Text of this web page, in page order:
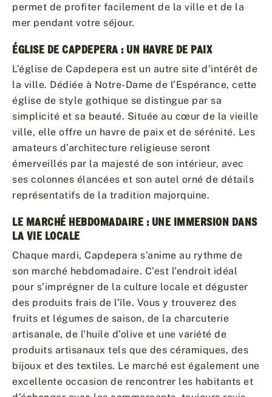
permet de profiter facilement de la ville et de la
mer pendant votre séjour.
ÉGLISE DE CAPDEPERA : UN HAVRE DE PAIX
L’église de Capdepera est un autre site d’intérêt de
la ville. Dédiée à Notre-Dame de l’Espérance, cette
église de style gothique se distingue par sa
simplicité et sa beauté. Située au cœur de la vieille
ville, elle offre un havre de paix et de sérénité. Les
amateurs d’architecture religieuse seront
émerveillés par la majesté de son intérieur, avec
ses colonnes élancées et son autel orné de détails
représentatifs de la tradition majorquine.
LE MARCHÉ HEBDOMADAIRE : UNE IMMERSION DANS
LA VIE LOCALE
Chaque mardi, Capdepera s’anime au rythme de
son marché hebdomadaire. C’est l’endroit idéal
pour s’imprégner de la culture locale et déguster
des produits frais de l’île. Vous y trouverez des
fruits et légumes de saison, de la charcuterie
artisanale, de l’huile d’olive et une variété de
produits artisanaux tels que des céramiques, des
bijoux et des textiles. Le marché est également une
excellente occasion de rencontrer les habitants et